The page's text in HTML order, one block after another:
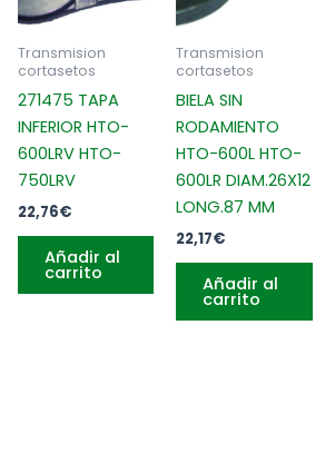
Transmision
cortasetos
271475 TAPA
INFERIOR HTO-
600LRV HTO-
750LRV
22,76€
Añadir al
carrito
Transmision
cortasetos
BIELA SIN
RODAMIENTO
HTO-600L HTO-
600LR DIAM.26X12
LONG.87 MM
22,17€
Añadir al
carrito